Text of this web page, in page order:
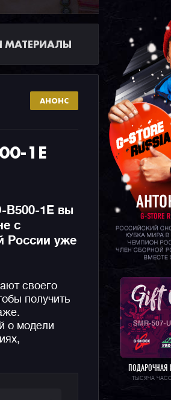
МАТЕРИАЛЫ
АНОНС
1E
B500-1E вы
с
России уже
своего
получить
о модели
ПОДАРОЧНАЯ
ТЫСЯЧА